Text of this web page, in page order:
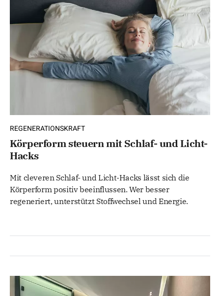
REGENERATIONSKRAFT
Körperform steuern mit Schlaf- und Licht-
Hacks
Mit cleveren Schlaf- und Licht-Hacks lässt sich die
Körperform positiv beeinflussen. Wer besser
regeneriert, unterstützt Stoffwechsel und Energie.